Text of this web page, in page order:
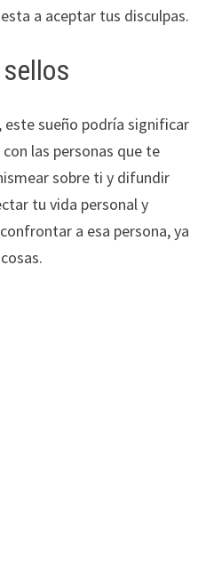
a aceptar tus disculpas.
este sueño podría significar
las personas que te
sobre ti y difundir
tu vida personal y
a esa persona, ya